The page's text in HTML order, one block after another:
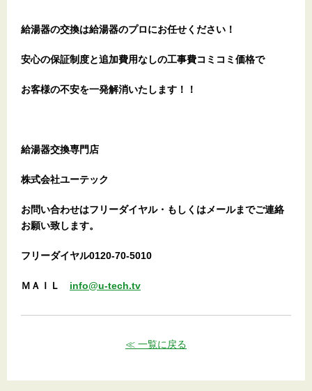
給湯器の交換は給湯器のプロにお任せください！
安心の保証制度と追加費用なしの工事費コミコミ価格で
お客様の不安を一発解消いたします ！！
給湯器交換専門店
株式会社ユーテック
お問い合わせはフリーダイヤル・もしくはメールまでご連絡
お願い致します。
フリーダイヤル0120-70-5010
ＭＡＩＬ info@u-tech.tv
≪ 一覧に戻る